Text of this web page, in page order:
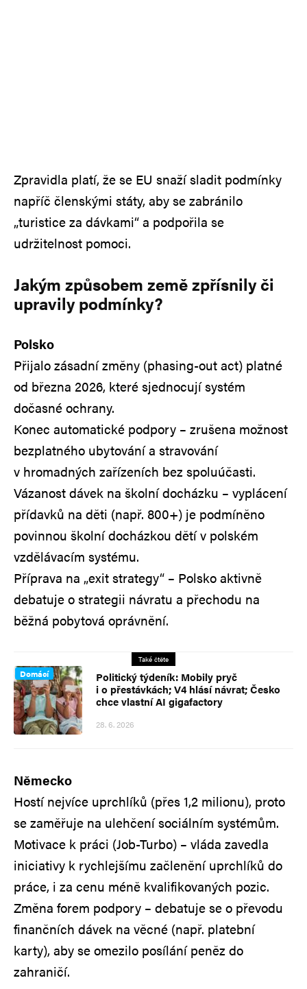
Zpravidla platí, že se EU snaží sladit podmínky
napříč členskými státy, aby se zabránilo
„turistice za dávkami“ a podpořila se
udržitelnost pomoci.
Jakým způsobem země zpřísnily či
upravily podmínky?
Polsko
Přijalo zásadní změny (phasing-out act) platné
od března 2026, které sjednocují systém
dočasné ochrany.
Konec automatické podpory – zrušena možnost
bezplatného ubytování a stravování
v hromadných zařízeních bez spoluúčasti.
Vázanost dávek na školní docházku – vyplácení
přídavků na děti (např. 800+) je podmíněno
povinnou školní docházkou dětí v polském
vzdělávacím systému.
Příprava na „exit strategy“ – Polsko aktivně
debatuje o strategii návratu a přechodu na
běžná pobytová oprávnění.
Také čtěte
Domácí
Politický týdeník: Mobily pryč
i o přestávkách; V4 hlásí návrat; Česko
chce vlastní AI gigafactory
28. 6. 2026
Německo
Hostí nejvíce uprchlíků (přes 1,2 milionu), proto
se zaměřuje na ulehčení sociálním systémům.
Motivace k práci (Job-Turbo) – vláda zavedla
iniciativy k rychlejšímu začlenění uprchlíků do
práce, i za cenu méně kvalifikovaných pozic.
Změna forem podpory – debatuje se o převodu
finančních dávek na věcné (např. platební
karty), aby se omezilo posílání peněz do
zahraničí.